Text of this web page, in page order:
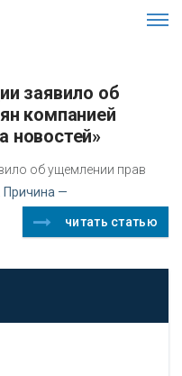
компанией
новостей»
об ущемлении прав
Причина —
читать статью